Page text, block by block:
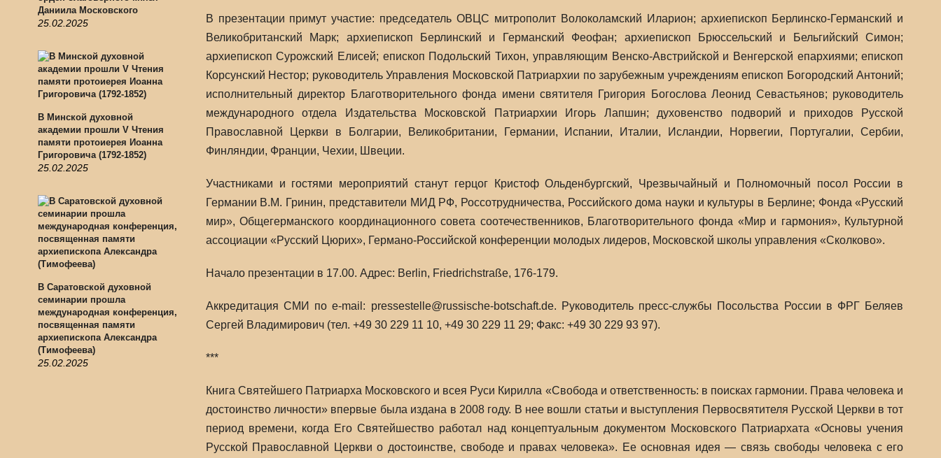
Даниила Московского
25.02.2025
В Минской духовной
академии прошли V Чтения
памяти протоиерея Иоанна
Григоровича (1792-1852)
25.02.2025
В Саратовской духовной
семинарии прошла
международная конференция,
посвященная памяти
архиепископа Александра
(Тимофеева)
25.02.2025
В презентации примут участие: председатель ОВЦС митрополит Волоколамский Иларион; архиепископ Берлинско-Германский и
Великобританский Марк; архиепископ Берлинский и Германский Феофан; архиепископ Брюссельский и Бельгийский Симон;
архиепископ Сурожский Елисей; епископ Подольский Тихон, управляющим Венско-Австрийской и Венгерской епархиями; епископ
Корсунский Нестор; руководитель Управления Московской Патриархии по зарубежным учреждениям епископ Богородский Антоний;
исполнительный директор Благотворительного фонда имени святителя Григория Богослова Леонид Севастьянов; руководитель
международного отдела Издательства Московской Патриархии Игорь Лапшин; духовенство подворий и приходов Русской
Православной Церкви в Болгарии, Великобритании, Германии, Испании, Италии, Исландии, Норвегии, Португалии, Сербии,
Финляндии, Франции, Чехии, Швеции.
Участниками и гостями мероприятий станут герцог Кристоф Ольденбургский, Чрезвычайный и Полномочный посол России в
Германии В.М. Гринин, представители МИД РФ, Россотрудничества, Российского дома науки и культуры в Берлине; Фонда «Русский
мир», Общегерманского координационного совета соотечественников, Благотворительного фонда «Мир и гармония», Культурной
ассоциации «Русский Цюрих», Германо-Российской конференции молодых лидеров, Московской школы управления «Сколково».
Начало презентации в 17.00. Адрес: Berlin, Friedrichstraße, 176-179.
Аккредитация СМИ по e-mail: pressestelle@russische-botschaft.de. Руководитель пресс-службы Посольства России в ФРГ Беляев
Сергей Владимирович (тел. +49 30 229 11 10, +49 30 229 11 29; Факс: +49 30 229 93 97).
***
Книга Святейшего Патриарха Московского и всея Руси Кирилла «Свобода и ответственность: в поисках гармонии. Права человека и
достоинство личности» впервые была издана в 2008 году. В нее вошли статьи и выступления Первосвятителя Русской Церкви в тот
период времени, когда Его Святейшество работал над концептуальным документом Московского Патриархата «Основы учения
Русской Православной Церкви о достоинстве, свободе и правах человека». Ее основная идея — связь свободы человека с его